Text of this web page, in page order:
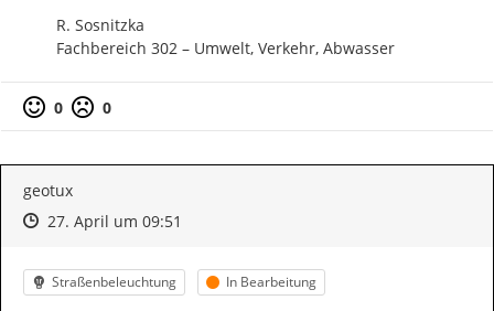
R. Sosnitzka
Fachbereich 302 – Umwelt, Verkehr, Abwasser
0 0
geotux
Zeitpunkt des Erstellens
Zeitpunkt des Erstellens
27. April um 09:51
Kategorie
Straßenbeleuchtung Status
In Bearbeitung